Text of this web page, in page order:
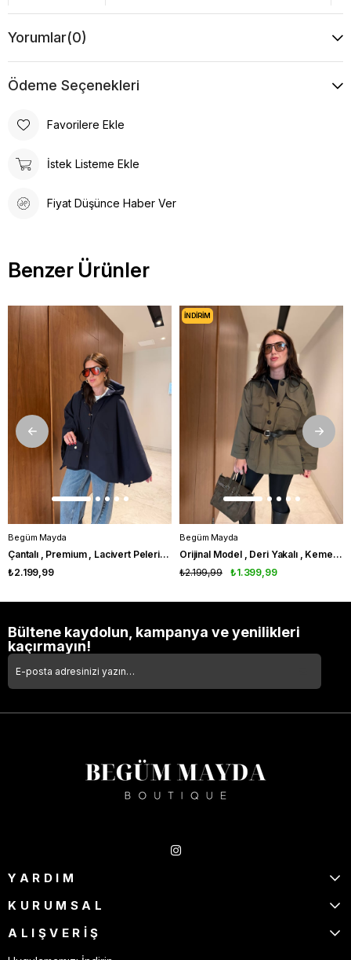
Boy Midi
Desen
Yorumlar(0)
Ödeme Seçenekleri
Favorilere Ekle
İstek Listeme Ekle
Fiyat Düşünce Haber Ver
Benzer Ürünler
Begüm Mayda
Çantalı , Premium , Lacivert Pelerin Trençkot
₺2.199,99
Begüm Mayda
Orijinal Model , Deri Yakalı , Kemerli , Haki Trençkot
₺1.399,99
₺2.199,99
İNDIRIM
Bültene kaydolun, kampanya ve yenilikleri
kaçırmayın!
YARDIM
KURUMSAL
ALIŞVERİŞ